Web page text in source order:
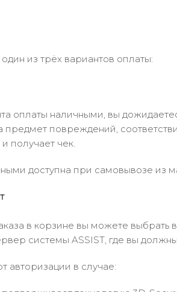
из трёх вариантов оплаты:
оплаты наличными, вы
повреждений,
получает чек.
доступна при самовывозе из
в корзине вы можете выбрать
системы ASSIST, где вы
авторизации в случае: